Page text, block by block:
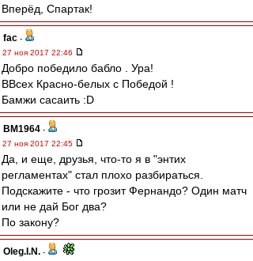
Вперёд, Спартак!
fac -
27 ноя 2017 22:46
Добро победило бабло . Ура!
ВВсех Красно-белых с Победой !
Бамжи сасаить :D
BM1964 -
27 ноя 2017 22:45
Да, и еще, друзья, что-то я в "энтих
регламентах" стал плохо разбираться.
Подскажите - что грозит Фернандо? Один матч
или не дай Бог два?
По закону?
Oleg.I.N. -